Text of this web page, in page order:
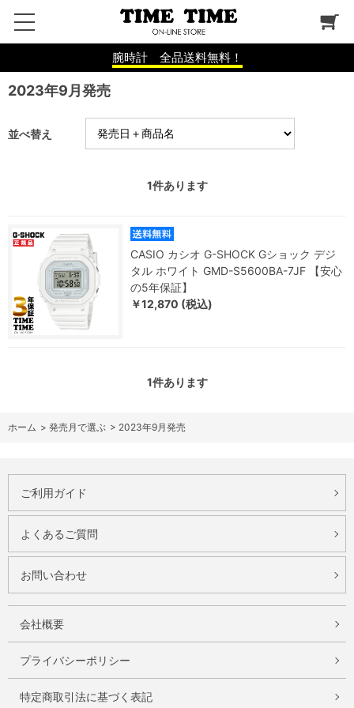
腕時計 全品送料無料！
2023年9月発売
並べ替え
1件あります
CASIO カシオ G-SHOCK Gショック デジ
タル ホワイト GMD-S5600BA-7JF 【安心
の5年保証】
￥12,870 (税込)
1件あります
ホーム > 発売月で選ぶ > 2023年9月発売
ご利用ガイド
よくあるご質問
お問い合わせ
会社概要
プライバシーポリシー
特定商取引法に基づく表記